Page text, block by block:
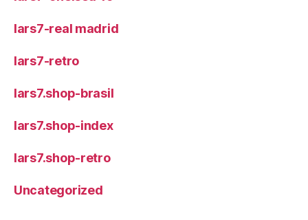
lars7-real madrid
lars7-retro
lars7.shop-brasil
lars7.shop-index
lars7.shop-retro
Uncategorized